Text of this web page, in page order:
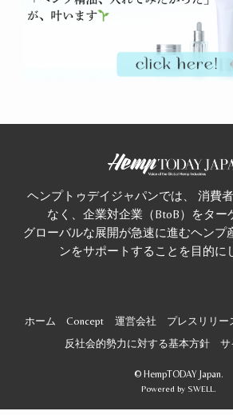
ヘンプトゥデイジャパンでは、 消費
なく、企業対企業（BtoB）をター
グローバルな展開が急速に進むヘンプ
ンをサポートすることを目的に
ホーム Concept 運営会社 プレスリリー
反社会的勢力に対する基本方針
サ
© HempTODAY Japan.
Powered by SWELL.